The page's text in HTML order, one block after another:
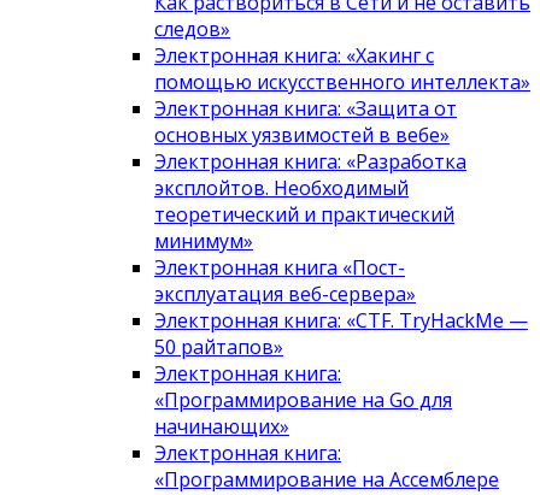
следов»
Электронная книга: «Хакинг с
помощью искусственного интеллекта»
Электронная книга: «Защита от
основных уязвимостей в вебе»
Электронная книга: «Разработка
эксплойтов. Необходимый
теоретический и практический
минимум»
Электронная книга «Пост-
эксплуатация веб-сервера»
Электронная книга: «CTF. TryHackMe —
50 райтапов»
Электронная книга:
«Программирование на Go для
начинающих»
Электронная книга:
«Программирование на Ассемблере